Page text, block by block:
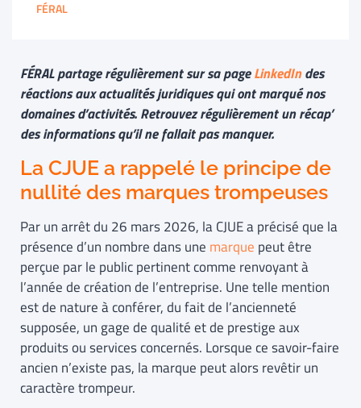
FÉRAL
FÉRAL partage régulièrement sur sa pageLinkedIndes
réactions aux actualités juridiques qui ont marqué nos
domaines d’activités. Retrouvez régulièrement un récap’
des informations qu’il ne fallait pas manquer.
La CJUE a rappelé le principe de
nullité des marques trompeuses
Par un arrêt du 26 mars 2026, la CJUE a précisé que la
présence d’un nombre dans une marque peut être
perçue par le public pertinent comme renvoyant à
l’année de création de l’entreprise. Une telle mention
est de nature à conférer, du fait de l’ancienneté
supposée, un gage de qualité et de prestige aux
produits ou services concernés. Lorsque ce savoir-faire
ancien n’existe pas, la marque peut alors revêtir un
caractère trompeur.